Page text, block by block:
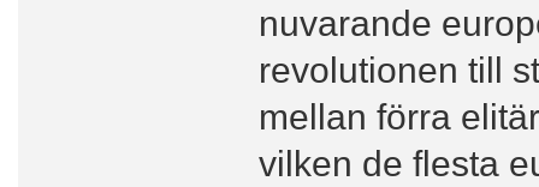
nuvarande
revolutionen till
mellan förra
vilken de flesta